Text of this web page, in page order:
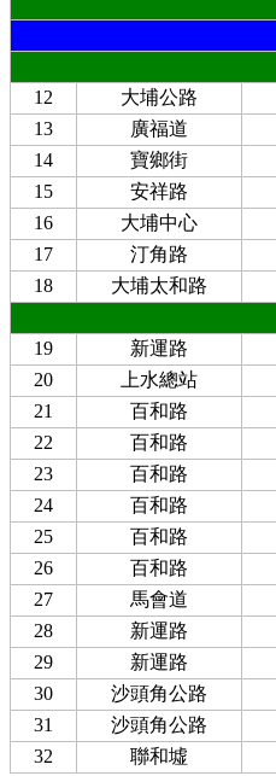
12
大埔公路
13
廣福道
14
寶鄉街
15
安祥路
16
大埔中心
17
汀角路
18
大埔太和路
19
新運路
20
上水總站
21
百和路
22
百和路
23
百和路
24
百和路
25
百和路
26
百和路
27
馬會道
28
新運路
29
新運路
30
沙頭角公路
31
沙頭角公路
32
聯和墟